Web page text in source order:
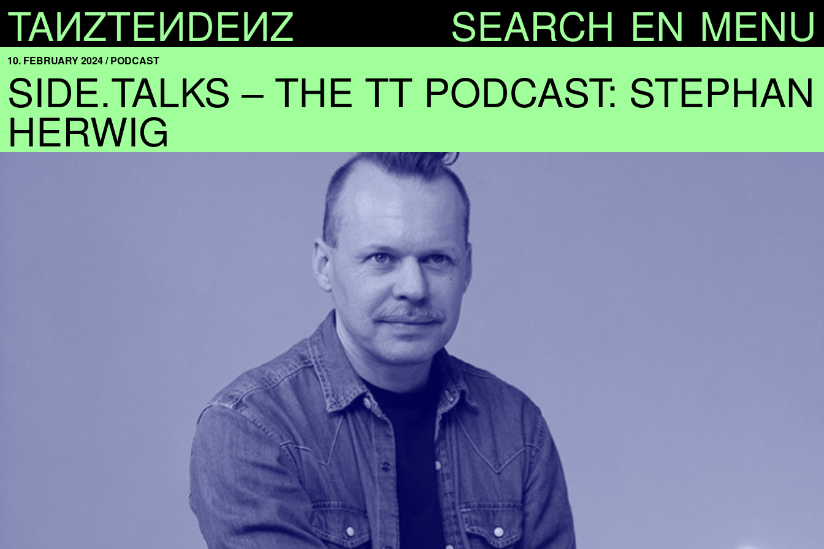
TANZTENDENZ SEARCH EN MENU
10. FEBRUARY 2024 / PODCAST
SIDE.TALKS – THE TT PODCAST: STEPHAN
HERWIG